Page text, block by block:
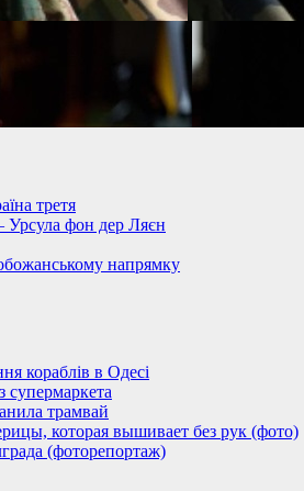
третя
Урсула фон дер Ляєн
напрямку
кораблів в Одесі
трамвай
которая вышивает без рук (фото)
(фоторепортаж)